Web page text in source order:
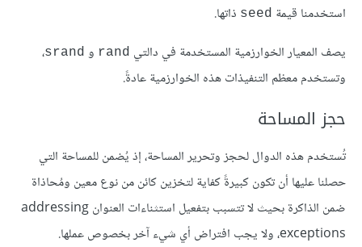
استخدمنا قيمة seed ذاتها.
يصف المعيار الخوارزمية المستخدمة في دالتي rand و srand،
وتستخدم معظم التنفيذات هذه الخوارزمية عادةً.
حجز المساحة
تُستخدم هذه الدوال لحجز وتحرير المساحة، إذ يُضمن للمساحة التي
حصلنا عليها أن تكون كبيرةً كفاية لتخزين كائن من نوع معين ومُحاذاة
ضمن الذاكرة بحيث لا تتسبب بتفعيل استثناءات العنوان addressing
exceptions، ولا يجب افتراض أي شيء آخر بخصوص عملها.